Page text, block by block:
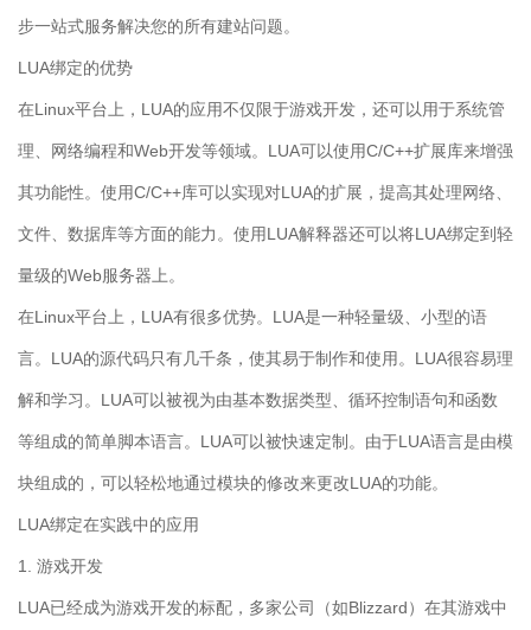
步一站式服务解决您的所有建站问题。
LUA绑定的优势
在Linux平台上，LUA的应用不仅限于游戏开发，还可以用于系统管
理、网络编程和Web开发等领域。LUA可以使用C/C++扩展库来增强
其功能性。使用C/C++库可以实现对LUA的扩展，提高其处理网络、
文件、数据库等方面的能力。使用LUA解释器还可以将LUA绑定到轻
量级的Web服务器上。
在Linux平台上，LUA有很多优势。LUA是一种轻量级、小型的语
言。LUA的源代码只有几千条，使其易于制作和使用。LUA很容易理
解和学习。LUA可以被视为由基本数据类型、循环控制语句和函数
等组成的简单脚本语言。LUA可以被快速定制。由于LUA语言是由模
块组成的，可以轻松地通过模块的修改来更改LUA的功能。
LUA绑定在实践中的应用
1. 游戏开发
LUA已经成为游戏开发的标配，多家公司（如Blizzard）在其游戏中